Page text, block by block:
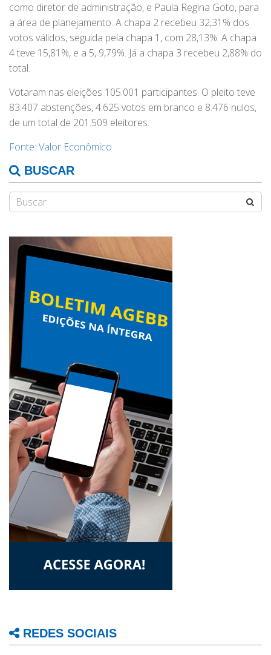
como diretor de administração, e Paula Regina Goto, para
a área de planejamento. A chapa 2 recebeu 32,31% dos
votos válidos, seguida pela chapa 1, com 28,13%. A chapa
4 teve 15,81%, e a 5, 9,79%. Já a chapa 3 recebeu 2,88% do
total.
Votaram nas eleições 105.001 participantes. O pleito teve
83.407 abstenções, 4.625 votos em branco e 8.476 nulos,
de um total de 201.509 eleitores.
Fonte: Valor Econômico
BUSCAR
REDES SOCIAIS